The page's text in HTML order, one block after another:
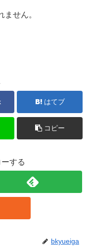
せん。
はてブ
コピー
する
bkyueiga